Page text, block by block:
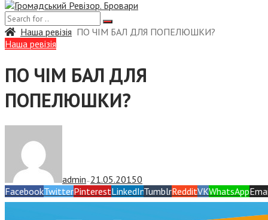
Наша ревізія ПО ЧІМ БАЛ ДЛЯ ПОПЕЛЮШКИ?
Наша ревізія
ПО ЧІМ БАЛ ДЛЯ
ПОПЕЛЮШКИ?
admin — 21.05.20150
FacebookTwitterPinterestLinkedInTumblrRedditVKWhatsApp